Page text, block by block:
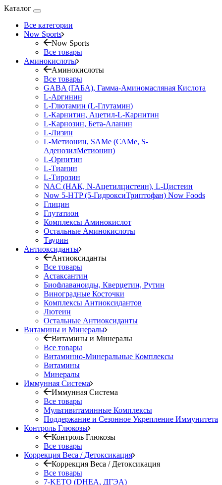
Каталог
Все категории
Now Sports
Now Sports
Все товары
Аминокислоты
Аминокислоты
Все товары
GABA (ГАБА), Гамма-Аминомасляная Кислота
L-Аргинин
L-Глютамин (L-Глутамин)
L-Карнитин, Ацетил-L-Карнитин
L-Карнозин, Бета-Аланин
L-Лизин
L-Метионин, SAMe (САМе, S-
АденозилМетионин)
L-Орнитин
L-Тианин
L-Тирозин
NAC (НАК, N-Ацетилцистеин), L-Цистеин
Now 5-HTP (5-ГидроксиТриптофан) Now Foods
Глицин
Глутатион
Комплексы Аминокислот
Остальные Аминокислоты
Таурин
Антиоксиданты
Антиоксиданты
Все товары
Астаксантин
Биофлаваноиды, Кверцетин, Рутин
Виноградные Косточки
Комплексы Антиоксидантов
Лютеин
Остальные Антиоксиданты
Витамины и Минералы
Витамины и Минералы
Все товары
Витаминно-Минеральные Комплексы
Витамины
Минералы
Иммунная Система
Иммунная Система
Все товары
Мультивитаминные Комплексы
Поддержание и Сезонное Укрепление Иммунитета
Контроль Глюкозы
Контроль Глюкозы
Все товары
Коррекция Веса / Детоксикация
Коррекция Веса / Детоксикация
Все товары
7-KETO (DHEA, ДГЭА)